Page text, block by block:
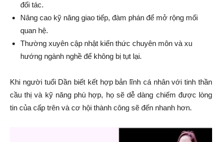
đối tác.
Nâng cao kỹ năng giao tiếp, đàm phán để mở rộng mối
quan hệ.
Thường xuyên cập nhật kiến thức chuyên môn và xu
hướng ngành nghề để không bị tụt lại.
Khi người tuổi Dần biết kết hợp bản lĩnh cá nhân với tinh thần
cầu thị và kỹ năng phù hợp, họ sẽ dễ dàng chiếm được lòng
tin của cấp trên và cơ hội thành công sẽ đến nhanh hơn.